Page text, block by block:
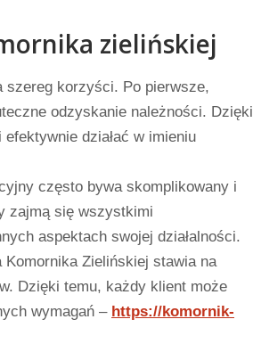
zielińskiej
szereg korzyści. Po pierwsze,
odzyskanie należności. Dzięki
działać w imieniu
często bywa skomplikowany i
zajmą się wszystkimi
aspektach swojej działalności.
Zielińskiej stawia na
Dzięki temu, każdy klient może
wymagań – https://komornik-